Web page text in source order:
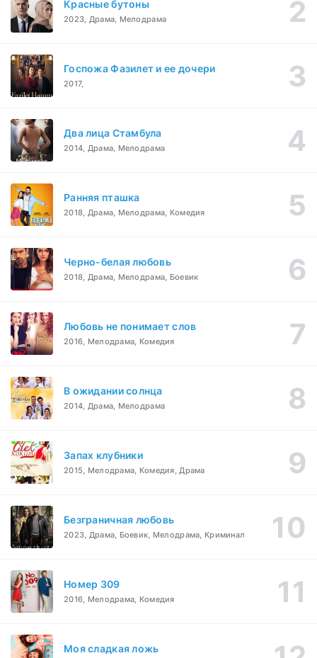
Красные бутоны
2023, Драма, Мелодрама
Госпожа Фазилет и ее дочери
2017,
Два лица Стамбула
2014, Драма, Мелодрама
Ранняя пташка
2018, Драма, Мелодрама, Комедия
Черно-белая любовь
2018, Драма, Мелодрама, Боевик
Любовь не понимает слов
2016, Мелодрама, Комедия
В ожидании солнца
2014, Драма, Мелодрама
Запах клубники
2015, Мелодрама, Комедия, Драма
Безграничная любовь
2023, Драма, Боевик, Мелодрама, Криминал
Номер 309
2016, Мелодрама, Комедия
Моя сладкая ложь